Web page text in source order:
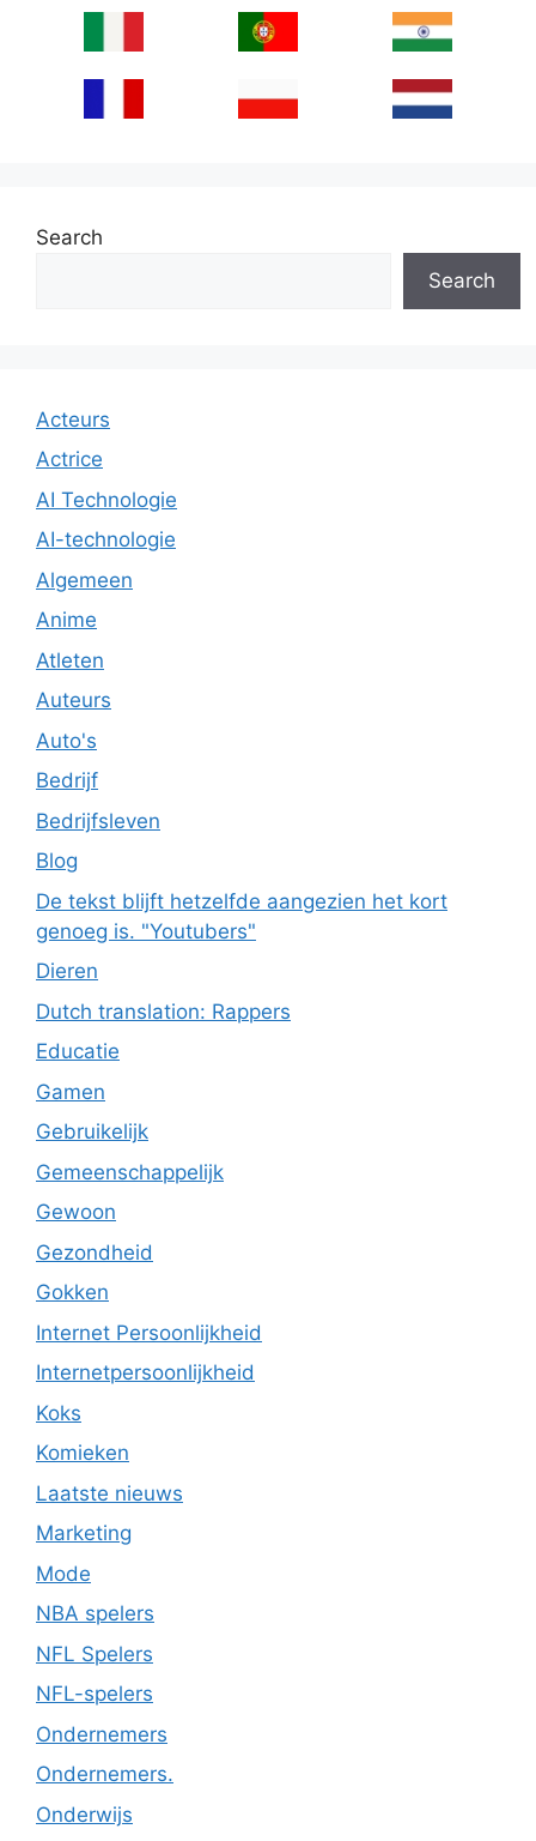
Search
Search
Acteurs
Actrice
AI Technologie
AI-technologie
Algemeen
Anime
Atleten
Auteurs
Auto's
Bedrijf
Bedrijfsleven
Blog
De tekst blijft hetzelfde aangezien het kort
genoeg is. "Youtubers"
Dieren
Dutch translation: Rappers
Educatie
Gamen
Gebruikelijk
Gemeenschappelijk
Gewoon
Gezondheid
Gokken
Internet Persoonlijkheid
Internetpersoonlijkheid
Koks
Komieken
Laatste nieuws
Marketing
Mode
NBA spelers
NFL Spelers
NFL-spelers
Ondernemers
Ondernemers.
Onderwijs